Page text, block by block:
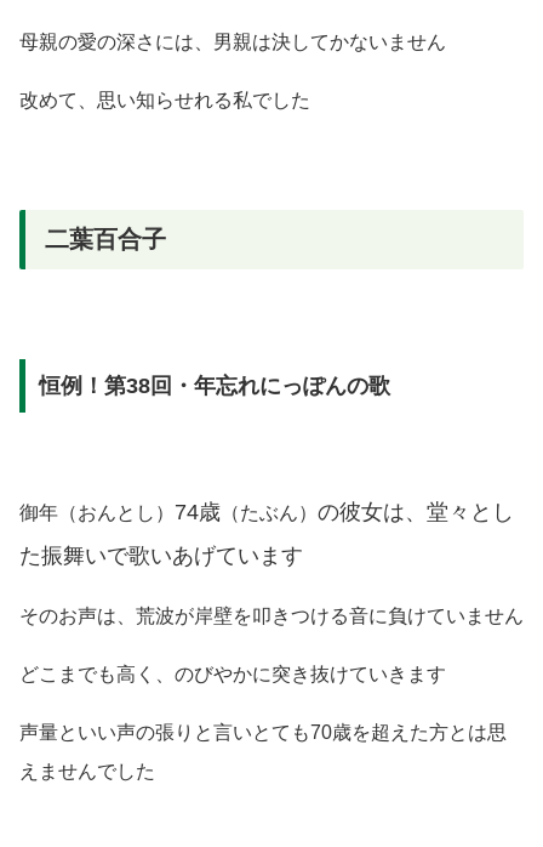
母親の愛の深さには、男親は決してかないません
改めて、思い知らせれる私でした
二葉百合子
恒例！第38回・年忘れにっぽんの歌
御年 （おんとし） 74歳 （たぶん） の彼女は、堂々とし
た振舞いで歌いあげています
そのお声は、荒波が岸壁を叩きつける音に負けていません
どこまでも高く、のびやかに突き抜けていきます
声量といい声の張りと言いとても70歳を超えた方とは思
えませんでした